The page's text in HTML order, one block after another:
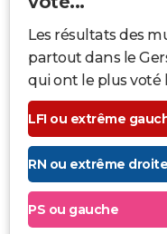
Les résultats des
partout dans le
qui ont le plus voté
LFI ou extrême
RN ou extrême droite
PS ou gauche